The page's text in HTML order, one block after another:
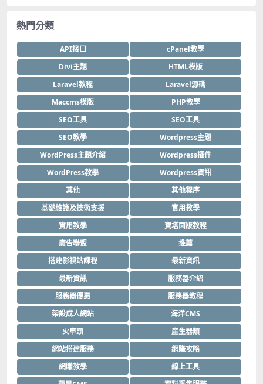
熱門分類
API接口
cPanel教學
Divi主題
HTML模版
Laravel教程
Laravel源碼
Maccms模版
PHP教學
SEO工具
SEO工具
SEO教學
Wordpress主題
WordPress主題介紹
Wordpress插件
WordPress教學
Wordpress資訊
其他
其他程序
基礎維護及技術支援
實用教學
實用教學
寶塔面版教程
廣告聯盟
推薦
搭建影視站課程
最新資訊
最新資訊
服務器介紹
服務器優惠
服務器教程
架設成人網站
海洋CMS
火車頭
產生器類
網站搭建服務
網賺攻略
網賺教學
線上工具